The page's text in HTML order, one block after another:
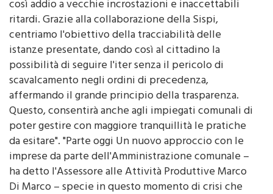
ritardi. Grazie alla collaborazione della Sispi,
centriamo l'obiettivo della tracciabilità delle
istanze presentate, dando così al cittadino la
possibilità di seguire l'iter senza il pericolo di
scavalcamento negli ordini di precedenza,
affermando il grande principio della trasparenza.
Questo, consentirà anche agli impiegati comunali di
poter gestire con maggiore tranquillità le pratiche
da esitare". "Parte oggi Un nuovo approccio con le
imprese da parte dell'Amministrazione comunale –
ha detto l'Assessore alle Attività Produttive Marco
Di Marco – specie in questo momento di crisi che
viviamo. Abbiamo pensato di eliminare qualsiasi